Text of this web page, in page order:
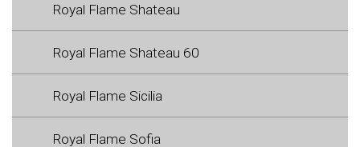
Royal Flame Shateau
Royal Flame Shateau 60
Royal Flame Sicilia
Royal Flame Sofia